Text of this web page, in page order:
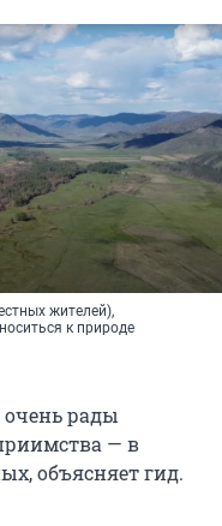
жителей),
к природе
рады
— в
объясняет гид.